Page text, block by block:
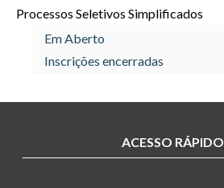
Processos Seletivos Simplificados
Em Aberto
Inscrições encerradas
ACESSO RÁPIDO